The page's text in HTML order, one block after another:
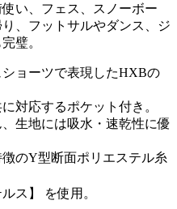
い、フェス、スノーボー
、フットサルやダンス、ジ
璧。
ョーツで表現したHXBの
対応するポケット付き。
生地には吸水・速乾性に優
のY型断面ポリエステル糸
ルス】 を使用。